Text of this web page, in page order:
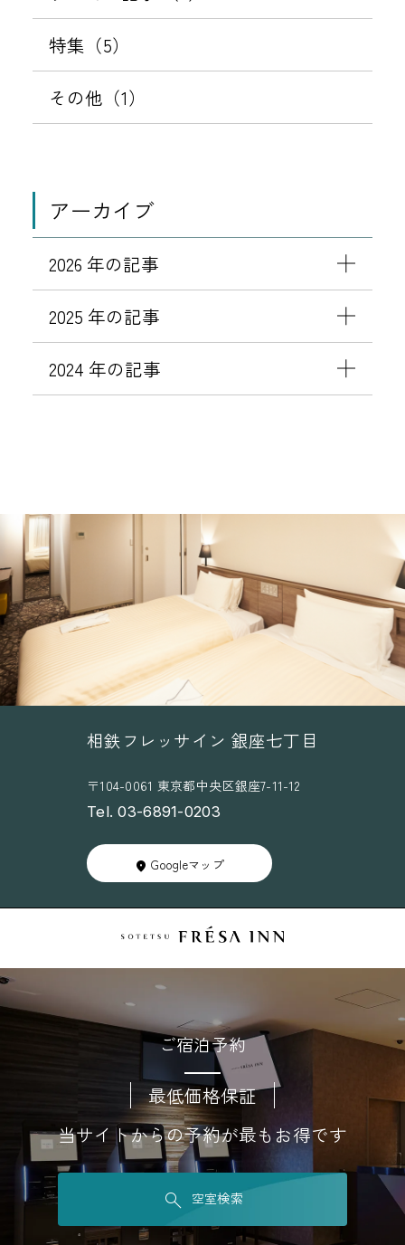
売
中
！
特集（5）
その他（1）
アーカイブ
2026 年の記事
2025 年の記事
2024 年の記事
相鉄フレッサイン 銀座七丁目
〒104-0061 東京都中央区銀座7-11-12
Tel. 03-6891-0203
Googleマップ
ご宿泊予約
最低価格保証
当サイトからの予約が最もお得です
空室検索